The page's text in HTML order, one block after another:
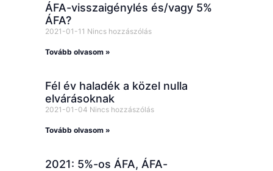
ÁFA-visszaigénylés és/vagy 5%
ÁFA?
2021-01-11 Nincs hozzászólás
Tovább olvasom »
Fél év haladék a közel nulla
elvárásoknak
2021-01-04 Nincs hozzászólás
Tovább olvasom »
2021: 5%-os ÁFA, ÁFA-